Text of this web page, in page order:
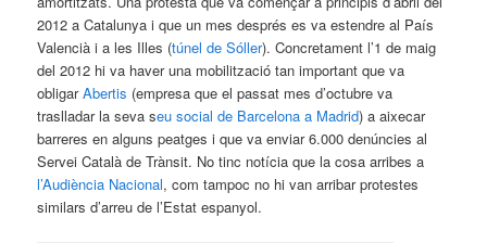
2012 a Catalunya i que un mes després es va estendre al País
Valencià i a les Illes (túnel de Sóller). Concretament l’1 de maig
del 2012 hi va haver una mobilització tan important que va
obligarAbertis (empresa que el passat mes d’octubre va
traslladar la seva seu social de Barcelona a Madrid) a aixecar
barreres en alguns peatges i que va enviar 6.000 denúncies al
Servei Català de Trànsit. No tinc notícia que la cosa arribes a
l’Audiència Nacional, com tampoc no hi van arribar protestes
similars d’arreu de l’Estat espanyol.